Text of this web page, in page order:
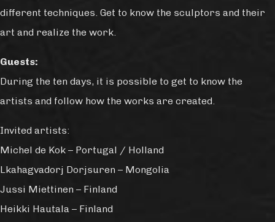
different techniques. Get to know the sculptors and their
art and realize the work.
Guests:
During the ten days, it is possible to get to know the
artists and follow how the works are created.
Invited artists:
Michel de Kok – Portugal / Holland
Lkahagvadorj Dorjsuren – Mongolia
Jussi Miettinen – Finland
Heikki Hautala – Finland